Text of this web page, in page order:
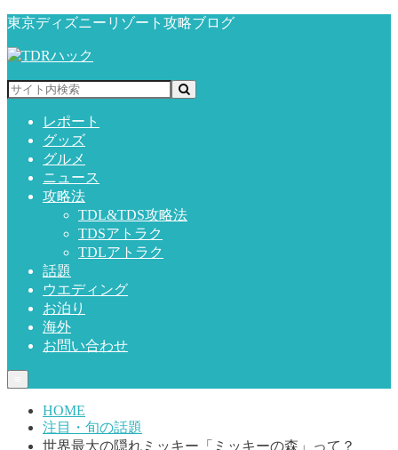
東京ディズニーリゾート攻略ブログ
レポート
グッズ
グルメ
ニュース
攻略法
TDL&TDS攻略法
TDSアトラク
TDLアトラク
話題
ウエディング
お泊り
海外
お問い合わせ
HOME
注目・旬の話題
世界最大の隠れミッキー「ミッキーの森」って？